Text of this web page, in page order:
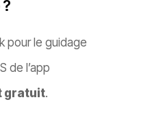
pour le guidage
de l’app
gratuit.